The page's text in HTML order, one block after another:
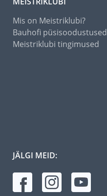
Mis on Meistriklubi?
Bauhofi püsisoodustused
Meistriklubi tingimused
JÄLGI MEID: